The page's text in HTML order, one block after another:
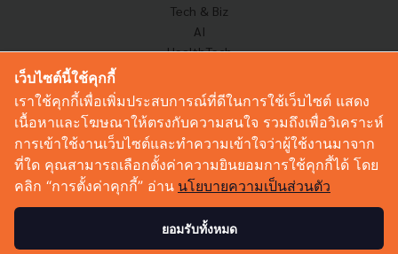
Tech & Biz
AI
HealthTech
Corp Innov
Saucy Thoughts
Sustainable
Videos
Podcast
เว็บไซต์นี้ใช้คุกกี้
เราใช้คุกกี้เพื่อเพิ่มประสบการณ์ที่ดีในการใช้เว็บไซต์ แสดง
เนื้อหาและโฆษณาให้ตรงกับความสนใจ รวมถึงเพื่อวิเคราะห์
การเข้าใช้งานเว็บไซต์และทำความเข้าใจว่าผู้ใช้งานมาจาก
ที่ใด คุณสามารถเลือกตั้งค่าความยินยอมการใช้คุกกี้ได้ โดย
คลิก “การตั้งค่าคุกกี้” อ่าน นโยบายความเป็นส่วนตัว
ยอมรับทั้งหมด